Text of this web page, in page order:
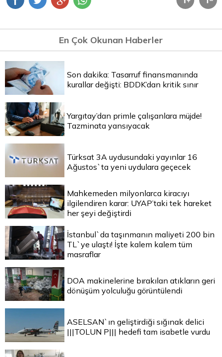
En Çok Okunan Haberler
Son dakika: Tasarruf finansmanında
kurallar değişti: BDDK’dan kritik sınır
Yargıtay’dan primle çalışanlara müjde!
Tazminata yansıyacak
Türksat 3A uydusundaki yayınlar 16
Ağustos`ta yeni uydulara geçecek
Mahkemeden milyonlarca kiracıyı
ilgilendiren karar: UYAP’taki tek hareket
her şeyi değiştirdi
İstanbul`da taşınmanın maliyeti 200 bin
TL`ye ulaştı! İşte kalem kalem tüm
masraflar
DOA makinelerine bırakılan atıkların geri
dönüşüm yolculuğu görüntülendi
ASELSAN`ın geliştirdiği sığınak delici
|||TOLUN P||| hedefi tam isabetle vurdu